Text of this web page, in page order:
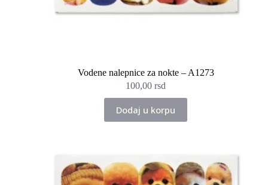
Vodene nalepnice za nokte – A1273
100,00rsd
Dodaj u korpu